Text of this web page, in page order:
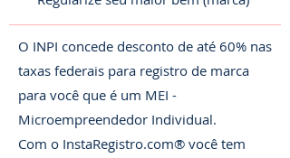
O INPI concede desconto de até 60% nas
taxas federais para registro de marca
para você que é um MEI -
Microempreendedor Individual.
Com o InstaRegistro.com®️ você tem